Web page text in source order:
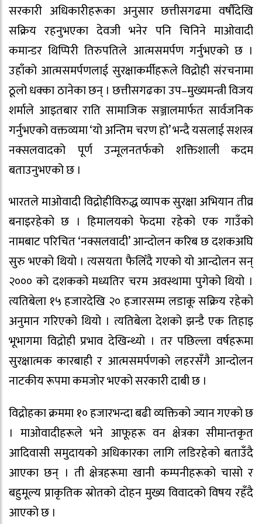
सरकारी अधिकारीहरूका अनुसार छत्तीसगढमा वर्षौंदेखि
सक्रिय रहनुभएका देवजी भनेर पनि चिनिने माओवादी
कमान्डर थिप्पिरी तिरुपतिले आत्मसमर्पण गर्नुभएको छ ।
उहाँको आत्मसमर्पणलाई सुरक्षाकर्मीहरूले विद्रोही संरचनामा
ठूलो धक्का ठानेका छन् । छत्तीसगढका उप–मुख्यमन्त्री विजय
शर्माले आइतबार राति सामाजिक सञ्जालमार्फत सार्वजनिक
गर्नुभएको वक्तव्यमा ‘यो अन्तिम चरण हो’ भन्दै यसलाई सशस्त्र
नक्सलवादको पूर्ण उन्मूलनतर्फको शक्तिशाली कदम
बताउनुभएको छ ।
भारतले माओवादी विद्रोहीविरुद्ध व्यापक सुरक्षा अभियान तीव्र
बनाइरहेको छ । हिमालयको फेदमा रहेको एक गाउँको
नामबाट परिचित ‘नक्सलवादी’ आन्दोलन करिब छ दशकअघि
सुरु भएको थियो । त्यसयता फैलिँदै गएको यो आन्दोलन सन्
२००० को दशकको मध्यतिर चरम अवस्थामा पुगेको थियो ।
त्यतिबेला १५ हजारदेखि २० हजारसम्म लडाकू सक्रिय रहेको
अनुमान गरिएको थियो । त्यतिबेला देशको झन्डै एक तिहाइ
भूभागमा विद्रोही प्रभाव देखिन्थ्यो । तर पछिल्ला वर्षहरूमा
सुरक्षात्मक कारबाही र आत्मसमर्पणको लहरसँगै आन्दोलन
नाटकीय रूपमा कमजोर भएको सरकारी दाबी छ ।
विद्रोहका क्रममा १० हजारभन्दा बढी व्यक्तिको ज्यान गएको छ
। माओवादीहरूले भने आफूहरू वन क्षेत्रका सीमान्तकृत
आदिवासी समुदायको अधिकारका लागि लडिरहेको बताउँदै
आएका छन् । ती क्षेत्रहरूमा खानी कम्पनीहरूको चासो र
बहुमूल्य प्राकृतिक स्रोतको दोहन मुख्य विवादको विषय रहँदै
आएको छ ।